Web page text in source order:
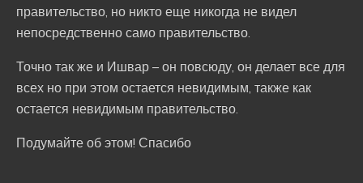
правительство, но никто еще никогда не видел
непосредственно само правительство.
Точно так же и Ишвар – он повсюду, он делает все для
всех но при этом остается невидимым, также как
остается невидимым правительство.
Подумайте об этом! Спасибо